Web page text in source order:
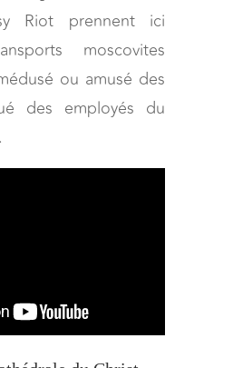
Riot prennent ici
moscovites
ou amusé des
des employés du